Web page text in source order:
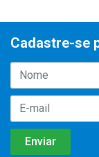
Cadastre-se